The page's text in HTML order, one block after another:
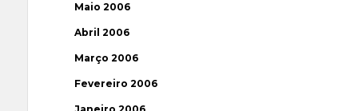
Maio 2006
Abril 2006
Março 2006
Fevereiro 2006